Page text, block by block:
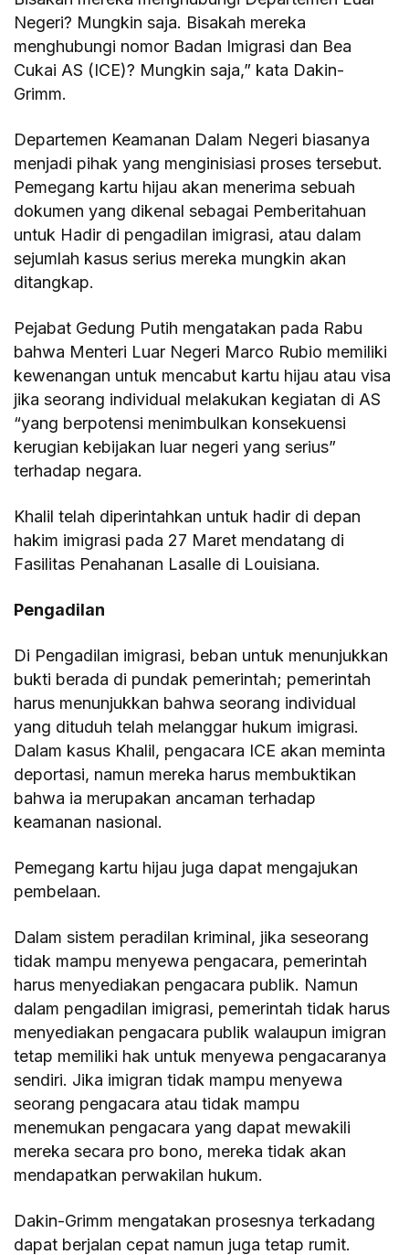
Negeri? Mungkin saja. Bisakah mereka
menghubungi nomor Badan Imigrasi dan Bea
Cukai AS (ICE)? Mungkin saja,” kata Dakin-
Grimm.
Departemen Keamanan Dalam Negeri biasanya
menjadi pihak yang menginisiasi proses tersebut.
Pemegang kartu hijau akan menerima sebuah
dokumen yang dikenal sebagai Pemberitahuan
untuk Hadir di pengadilan imigrasi, atau dalam
sejumlah kasus serius mereka mungkin akan
ditangkap.
Pejabat Gedung Putih mengatakan pada Rabu
bahwa Menteri Luar Negeri Marco Rubio memiliki
kewenangan untuk mencabut kartu hijau atau visa
jika seorang individual melakukan kegiatan di AS
“yang berpotensi menimbulkan konsekuensi
kerugian kebijakan luar negeri yang serius”
terhadap negara.
Khalil telah diperintahkan untuk hadir di depan
hakim imigrasi pada 27 Maret mendatang di
Fasilitas Penahanan Lasalle di Louisiana.
Pengadilan
Di Pengadilan imigrasi, beban untuk menunjukkan
bukti berada di pundak pemerintah; pemerintah
harus menunjukkan bahwa seorang individual
yang dituduh telah melanggar hukum imigrasi.
Dalam kasus Khalil, pengacara ICE akan meminta
deportasi, namun mereka harus membuktikan
bahwa ia merupakan ancaman terhadap
keamanan nasional.
Pemegang kartu hijau juga dapat mengajukan
pembelaan.
Dalam sistem peradilan kriminal, jika seseorang
tidak mampu menyewa pengacara, pemerintah
harus menyediakan pengacara publik. Namun
dalam pengadilan imigrasi, pemerintah tidak harus
menyediakan pengacara publik walaupun imigran
tetap memiliki hak untuk menyewa pengacaranya
sendiri. Jika imigran tidak mampu menyewa
seorang pengacara atau tidak mampu
menemukan pengacara yang dapat mewakili
mereka secara pro bono, mereka tidak akan
mendapatkan perwakilan hukum.
Dakin-Grimm mengatakan prosesnya terkadang
dapat berjalan cepat namun juga tetap rumit.